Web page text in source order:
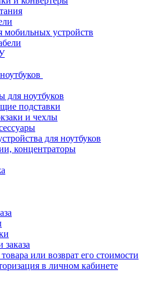
мобильных устройств
для ноутбуков
подставки
и чехлы
для ноутбуков
концентраторы
или возврат его стоимости
в личном кабинете